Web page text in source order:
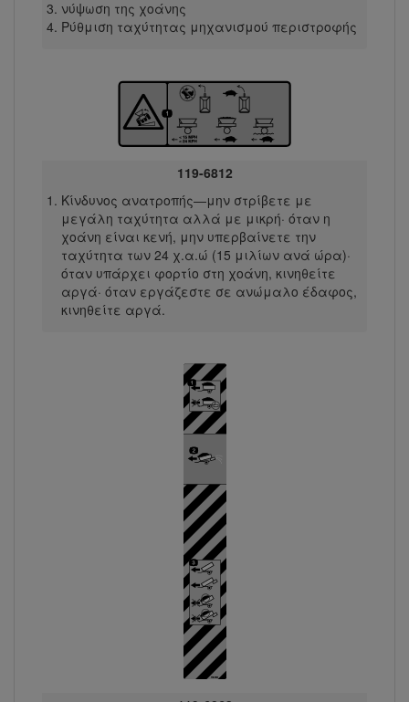
νύψωση της χοάνης
Ρύθμιση ταχύτητας μηχανισμού περιστροφής
119-6812
Κίνδυνος ανατροπής—μην στρίβετε με
μεγάλη ταχύτητα αλλά με μικρή· όταν η
χοάνη είναι κενή, μην υπερβαίνετε την
ταχύτητα των 24 χ.α.ώ (15 μιλίων ανά ώρα)·
όταν υπάρχει φορτίο στη χοάνη, κινηθείτε
αργά· όταν εργάζεστε σε ανώμαλο έδαφος,
κινηθείτε αργά.